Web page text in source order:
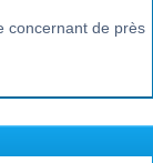
concernant de près